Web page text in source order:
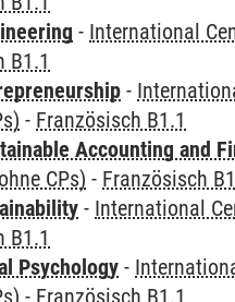
- International
B1.1
-
- Französisch B1.1
Accounting and
CPs) - Französisch
- International
B1.1
Psychology -
- Französisch B1.1